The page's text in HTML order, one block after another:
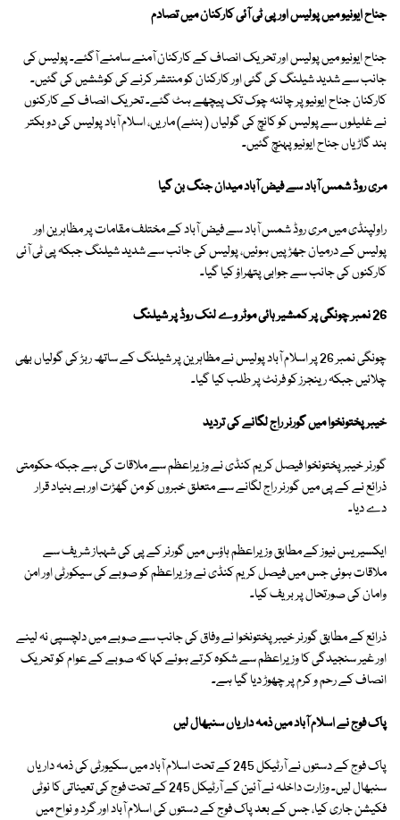
جناح ایونیو میں پولیس اور پی ٹی آئی کارکنان میں تصادم
جناح ایونیو میں پولیس اور تحریک انصاف کے کارکنان آمنے سامنے آگئے۔ پولیس کی
جانب سے شدید شیلنگ کی گئی اور کارکنان کو منتشر کرنے کی کوششیں کی گئیں۔
کارکنان جناح ایونیو پر چائنہ چوک تک پیچھے ہٹ گئے۔ تحریک انصاف کے کارکنوں
نے غلیلوں سے پولیس کو کانچ کی گولیاں ( بنٹے) ماریں، اسلام آباد پولیس کی دو بکتر
بند گاڑیاں جناح ایونیو پہنچ گئیں۔
مری روڈ شمس آباد سے فیض آباد میدان جنگ بن گیا
راولپنڈی میں مری روڈ شمس آباد سے فیض آباد کے مختلف مقامات پر مظاہرین اور
پولیس کے درمیان جھڑپیں ہوئیں، پولیس کی جانب سے شدید شیلنگ جبکہ پی ٹی آئی
کارکنوں کی جانب سے جوابی پتھراؤ کیا گیا۔
26 نمبر چونگی پر کمشیر ہائی موٹر وے لنک روڈ پر شیلنگ
چونگی نمبر 26 پر اسلام آباد پولیس نے مظاہرین پر شیلنگ کے ساتھ ربڑ کی گولیاں بھی
چلائیں جبکہ رینجرز کو فرنٹ پر طلب کیا گیا۔
خیبرپختونخوا میں گورنر راج لگانے کی تردید
گورنر خیبرپختونخوا فیصل کریم کنڈی نے وزیراعظم سے ملاقات کی ہے جبکہ حکومتی
ذرائع نے کے پی میں گورنر راج لگانے سے متعلق خبروں کو من گھڑت اور بے بنیاد قرار
دے دیا۔
ایکسیریس نیوز کے مطابق وزیراعظم ہاؤس میں گورنر کے پی کی شہباز شریف سے
ملاقات ہوئی جس میں فیصل کریم کنڈی نے وزیراعظم کو صوبے کی سیکورٹی اور امن
وامان کی صورتحال پر بریف کیا۔
ذرائع کے مطابق گورنر خیبرپختونخوا نے وفاق کی جانب سے صوبے میں دلچسپی نہ لینے
اور غیر سنجیدگی کا وزیراعظم سے شکوہ کرتے ہوئے کہا کہ صوبے کے عوام کو تحریک
انصاف کے رحم و کرم پر چھوڑ دیا گیا ہے۔
پاک فوج نے اسلام آباد میں ذمہ داریاں سنبھال لیں
پاک فوج کے دستوں نے آرٹیکل 245 کے تحت اسلام آباد میں سکیورٹی کی ذمہ داریاں
سنبھال لیں۔ وزارت داخلہ نے آئین کے آرٹیکل 245 کے تحت فوج کی تعیناتی کا نوٹی
فکیشن جاری کیا، جس کے بعد پاک فوج کے دستوں کی اسلام آباد اور گرد و نواح میں